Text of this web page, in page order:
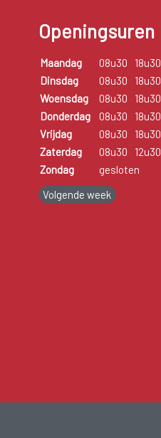
Openingsuren
Maandag 08u30
18u30
Dinsdag
08u30
18u30
Woensdag
08u30
18u30
Donderdag
08u30
18u30
Vrijdag
08u30
18u30
Zaterdag
08u30
12u30
Zondag
gesloten
Volgende week